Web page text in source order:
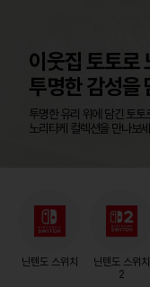
닌텐도 스위치
닌텐도 스위치
2